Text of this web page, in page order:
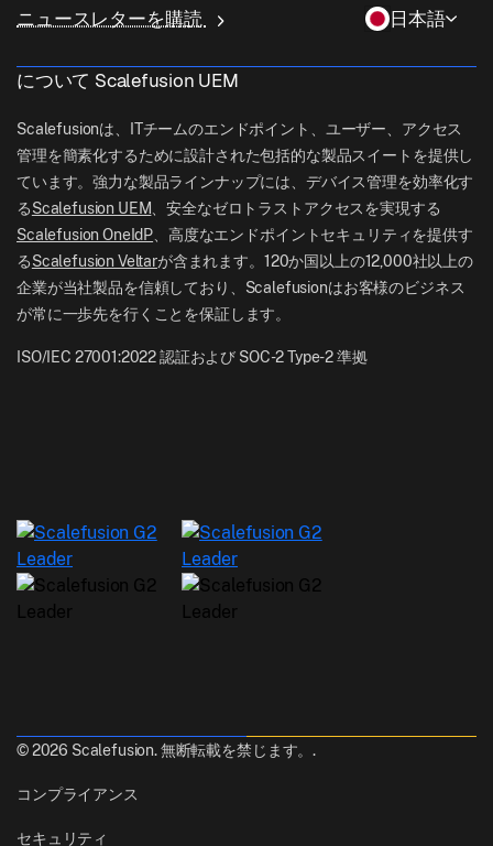
遠隔操作
小売
ロジスティクス
ヘルプドキュメント
ブログ
ニュースルーム
Careers
sales[at]scalefusion.com
UK: +44-7520-641664
NZ: +64-9-888-4315
India: +91-63694-45500
ニュースレターを購読 日本語
について Scalefusion UEM
Scalefusionは、ITチームのエンドポイント、ユーザー、アクセス
管理を簡素化するために設計された包括的な製品スイートを提供し
ています。強力な製品ラインナップには、デバイス管理を効率化す
るScalefusion UEM 、安全なゼロトラストアクセスを実現する
Scalefusion OneIdP 、高度なエンドポイントセキュリティを提供す
るScalefusion Veltarが含まれます。120か国以上の12,000社以上の
企業が当社製品を信頼しており、Scalefusionはお客様のビジネス
が常に一歩先を行くことを保証します。
ISO/IEC 27001:2022 認証および SOC-2 Type-2 準拠
© 2026 Scalefusion. 無断転載を禁じます。.
コンプライアンス
セキュリティ